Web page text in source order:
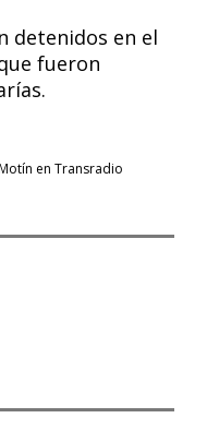
detenidos en el
fueron
en Transradio